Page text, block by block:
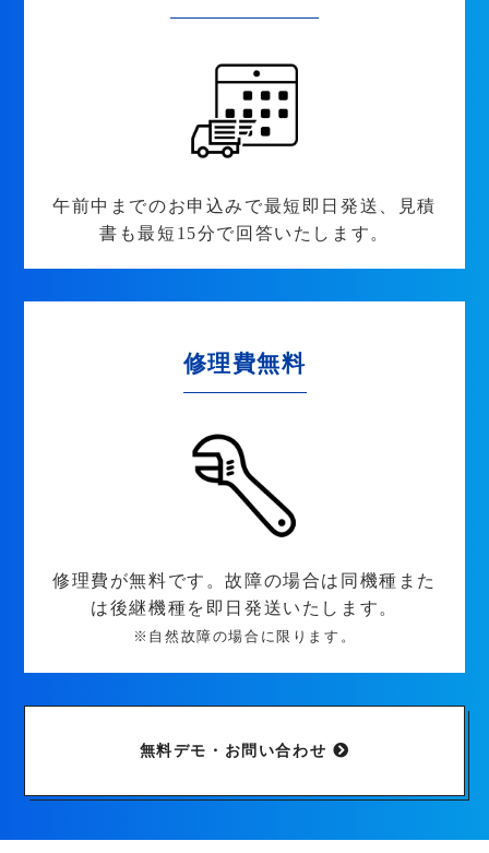
午前中までのお申込みで最短即日発送、見積
書も最短15分で回答いたします。
修理費無料
修理費が無料です。故障の場合は同機種また
は後継機種を即日発送いたします。
※自然故障の場合に限ります。
無料デモ・お問い合わせ